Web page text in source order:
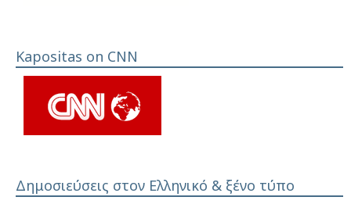
Kapositas on CNN
Δημοσιεύσεις στον Ελληνικό & ξένο τύπο